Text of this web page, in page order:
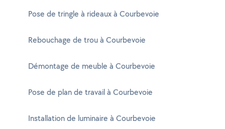
Pose de tringle à rideaux à Courbevoie
Rebouchage de trou à Courbevoie
Démontage de meuble à Courbevoie
Pose de plan de travail à Courbevoie
Installation de luminaire à Courbevoie